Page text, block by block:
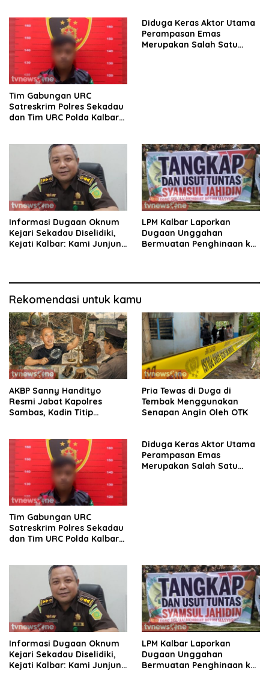
Tim Gabungan URC
Satreskrim Polres Sekadau
dan Tim URC Polda Kalbar
Diduga Keras Aktor Utama
Perampasan Emas
Merupakan Salah Satu
Informasi Dugaan Oknum
Kejari Sekadau Diselidiki,
Kejati Kalbar: Kami Junjung
LPM Kalbar Laporkan
Dugaan Unggahan
Bermuatan Penghinaan ke
Rekomendasi untuk kamu
AKBP Sanny Handityo
Resmi Jabat Kapolres
Sambas, Kadin Titip
Pria Tewas di Duga di
Tembak Menggunakan
Senapan Angin Oleh OTK
Tim Gabungan URC
Satreskrim Polres Sekadau
dan Tim URC Polda Kalbar
Diduga Keras Aktor Utama
Perampasan Emas
Merupakan Salah Satu
Informasi Dugaan Oknum
Kejari Sekadau Diselidiki,
Kejati Kalbar: Kami Junjung
LPM Kalbar Laporkan
Dugaan Unggahan
Bermuatan Penghinaan ke